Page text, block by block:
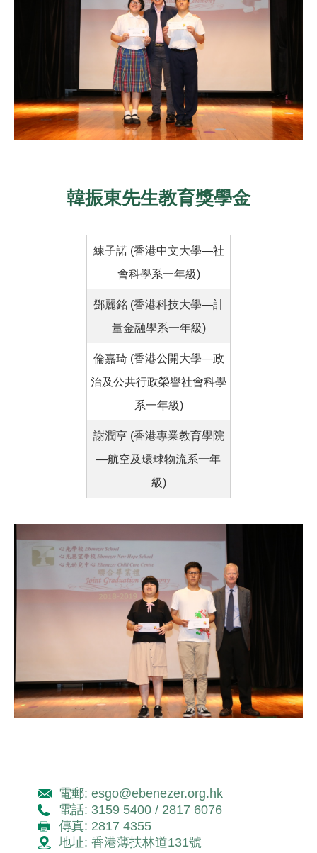
韓振東先生教育獎學金
練子諾 (香港中文大學—社
會科學系一年級)
鄧麗銘 (香港科技大學—計
量金融學系一年級)
倫嘉琦 (香港公開大學—政
治及公共行政榮譽社會科學
系一年級)
謝潤亨 (香港專業教育學院
—航空及環球物流系一年
級)
電郵: esgo@ebenezer.org.hk
電話: 3159 5400 / 2817 6076
傳真: 2817 4355
地址: 香港薄扶林道131號